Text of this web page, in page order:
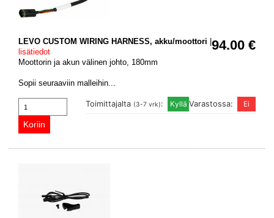
94.00 €
LEVO CUSTOM WIRING HARNESS, akku/moottori
lisätiedot
Moottorin ja akun välinen johto, 180mm
Sopii seuraaviin malleihin...
Varastossa:
Toimittajalta (3-7 vrk):